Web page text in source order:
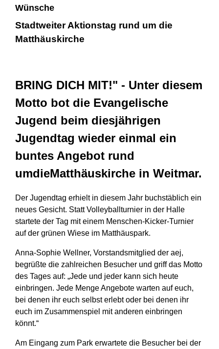
Wünsche
Stadtweiter Aktionstag rund um die
Matthäuskirche
BRING DICH MIT!" - Unter diesem
Motto bot die Evangelische
Jugend beim diesjährigen
Jugendtag wieder einmal ein
buntes Angebot rund
umdieMatthäuskirche in Weitmar.
Der Jugendtag erhielt in diesem Jahr buchstäblich ein
neues Gesicht. Statt Volleyballturnier in der Halle
startete der Tag mit einem Menschen-Kicker-Turnier
auf der grünen Wiese im Matthäuspark.
Anna-Sophie Wellner, Vorstandsmitglied der aej,
begrüßte die zahlreichen Besucher und griff das Motto
des Tages auf: „Jede und jeder kann sich heute
einbringen. Jede Menge Angebote warten auf euch,
bei denen ihr euch selbst erlebt oder bei denen ihr
euch im Zusammenspiel mit anderen einbringen
könnt.“
Am Eingang zum Park erwartete die Besucher bei der